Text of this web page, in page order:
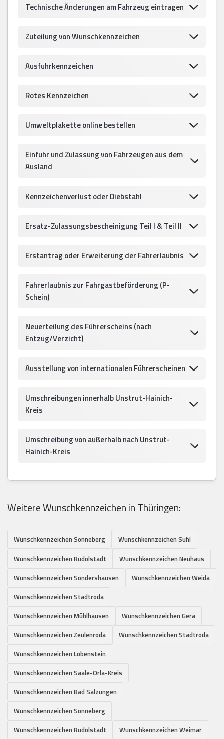
Technische Änderungen am Fahrzeug eintragen
Zuteilung von Wunschkennzeichen
Ausfuhrkennzeichen
Rotes Kennzeichen
Umweltplakette online bestellen
Einfuhr und Zulassung von Fahrzeugen aus dem
Ausland
Kennzeichenverlust oder Diebstahl
Ersatz-Zulassungsbescheinigung Teil I & Teil II
Erstantrag oder Erweiterung der Fahrerlaubnis
Fahrerlaubnis zur Fahrgastbeförderung (P-
Schein)
Neuerteilung des Führerscheins (nach
Entzug/Verzicht)
Ausstellung von internationalen Führerscheinen
Umschreibungen innerhalb Unstrut-Hainich-
Kreis
Umschreibung von außerhalb nach Unstrut-
Hainich-Kreis
Weitere Wunschkennzeichen in Thüringen:
Wunschkennzeichen Sonneberg
Wunschkennzeichen Suhl
Wunschkennzeichen Rudolstadt
Wunschkennzeichen Neuhaus
Wunschkennzeichen Sondershausen
Wunschkennzeichen Weida
Wunschkennzeichen Stadtroda
Wunschkennzeichen Mühlhausen
Wunschkennzeichen Gera
Wunschkennzeichen Zeulenroda
Wunschkennzeichen Stadtroda
Wunschkennzeichen Lobenstein
Wunschkennzeichen Saale-Orla-Kreis
Wunschkennzeichen Bad Salzungen
Wunschkennzeichen Sonneberg
Wunschkennzeichen Rudolstadt
Wunschkennzeichen Weimar